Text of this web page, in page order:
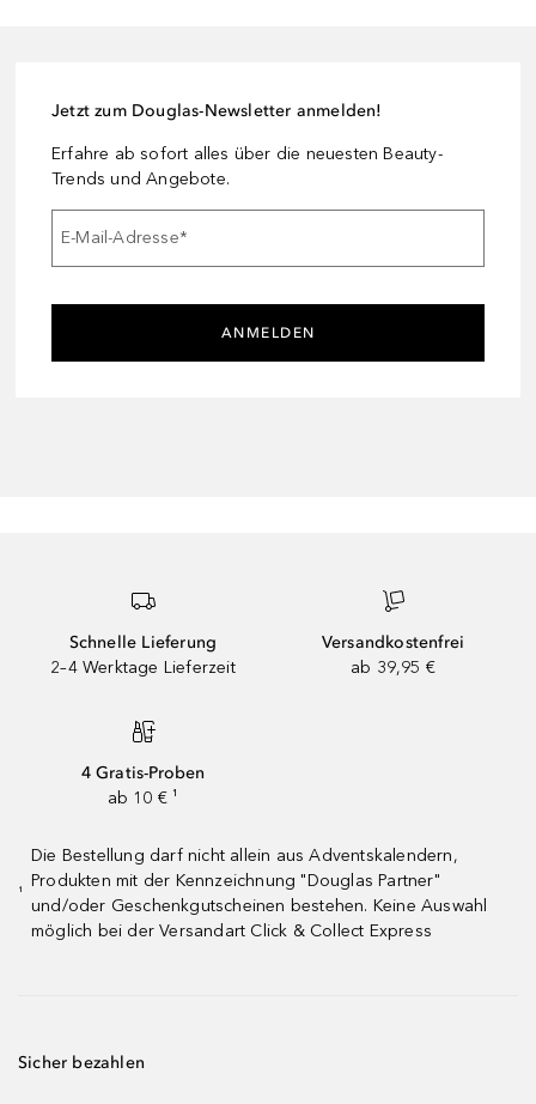
Jetzt zum Douglas-Newsletter anmelden!
Erfahre ab sofort alles über die neuesten Beauty-
Trends und Angebote.
E-Mail-Adresse*
ANMELDEN
Schnelle Lieferung
2–4 Werktage Lieferzeit
Versandkostenfrei
ab 39,95 €
4 Gratis-Proben
ab 10 € ¹
¹
Die Bestellung darf nicht allein aus Adventskalendern,
Produkten mit der Kennzeichnung "Douglas Partner"
und/oder Geschenkgutscheinen bestehen. Keine Auswahl
möglich bei der Versandart Click & Collect Express
Sicher bezahlen